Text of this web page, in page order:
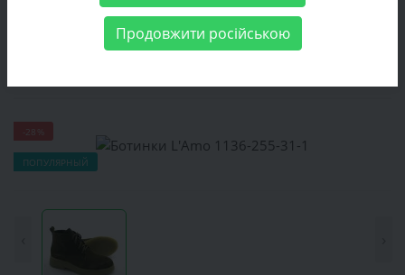
Женские товары Женская обувь Ботинки
-28%
ПОПУЛЯРНЫЙ
Продовжити російською